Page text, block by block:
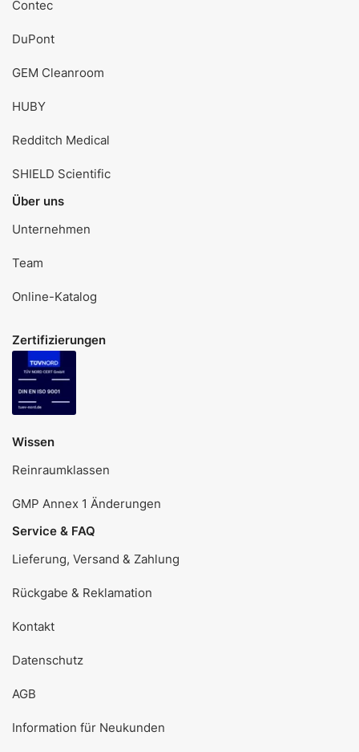
Contec
DuPont
GEM Cleanroom
HUBY
Redditch Medical
SHIELD Scientific
Über uns
Unternehmen
Team
Online-Katalog
Zertifizierungen
Wissen
Reinraumklassen
GMP Annex 1 Änderungen
Service & FAQ
Lieferung, Versand & Zahlung
Rückgabe & Reklamation
Kontakt
Datenschutz
AGB
Information für Neukunden